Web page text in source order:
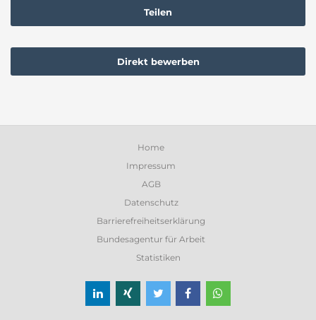
Teilen
Direkt bewerben
Home
Impressum
AGB
Datenschutz
Barrierefreiheitserklärung
Bundesagentur für Arbeit
Statistiken